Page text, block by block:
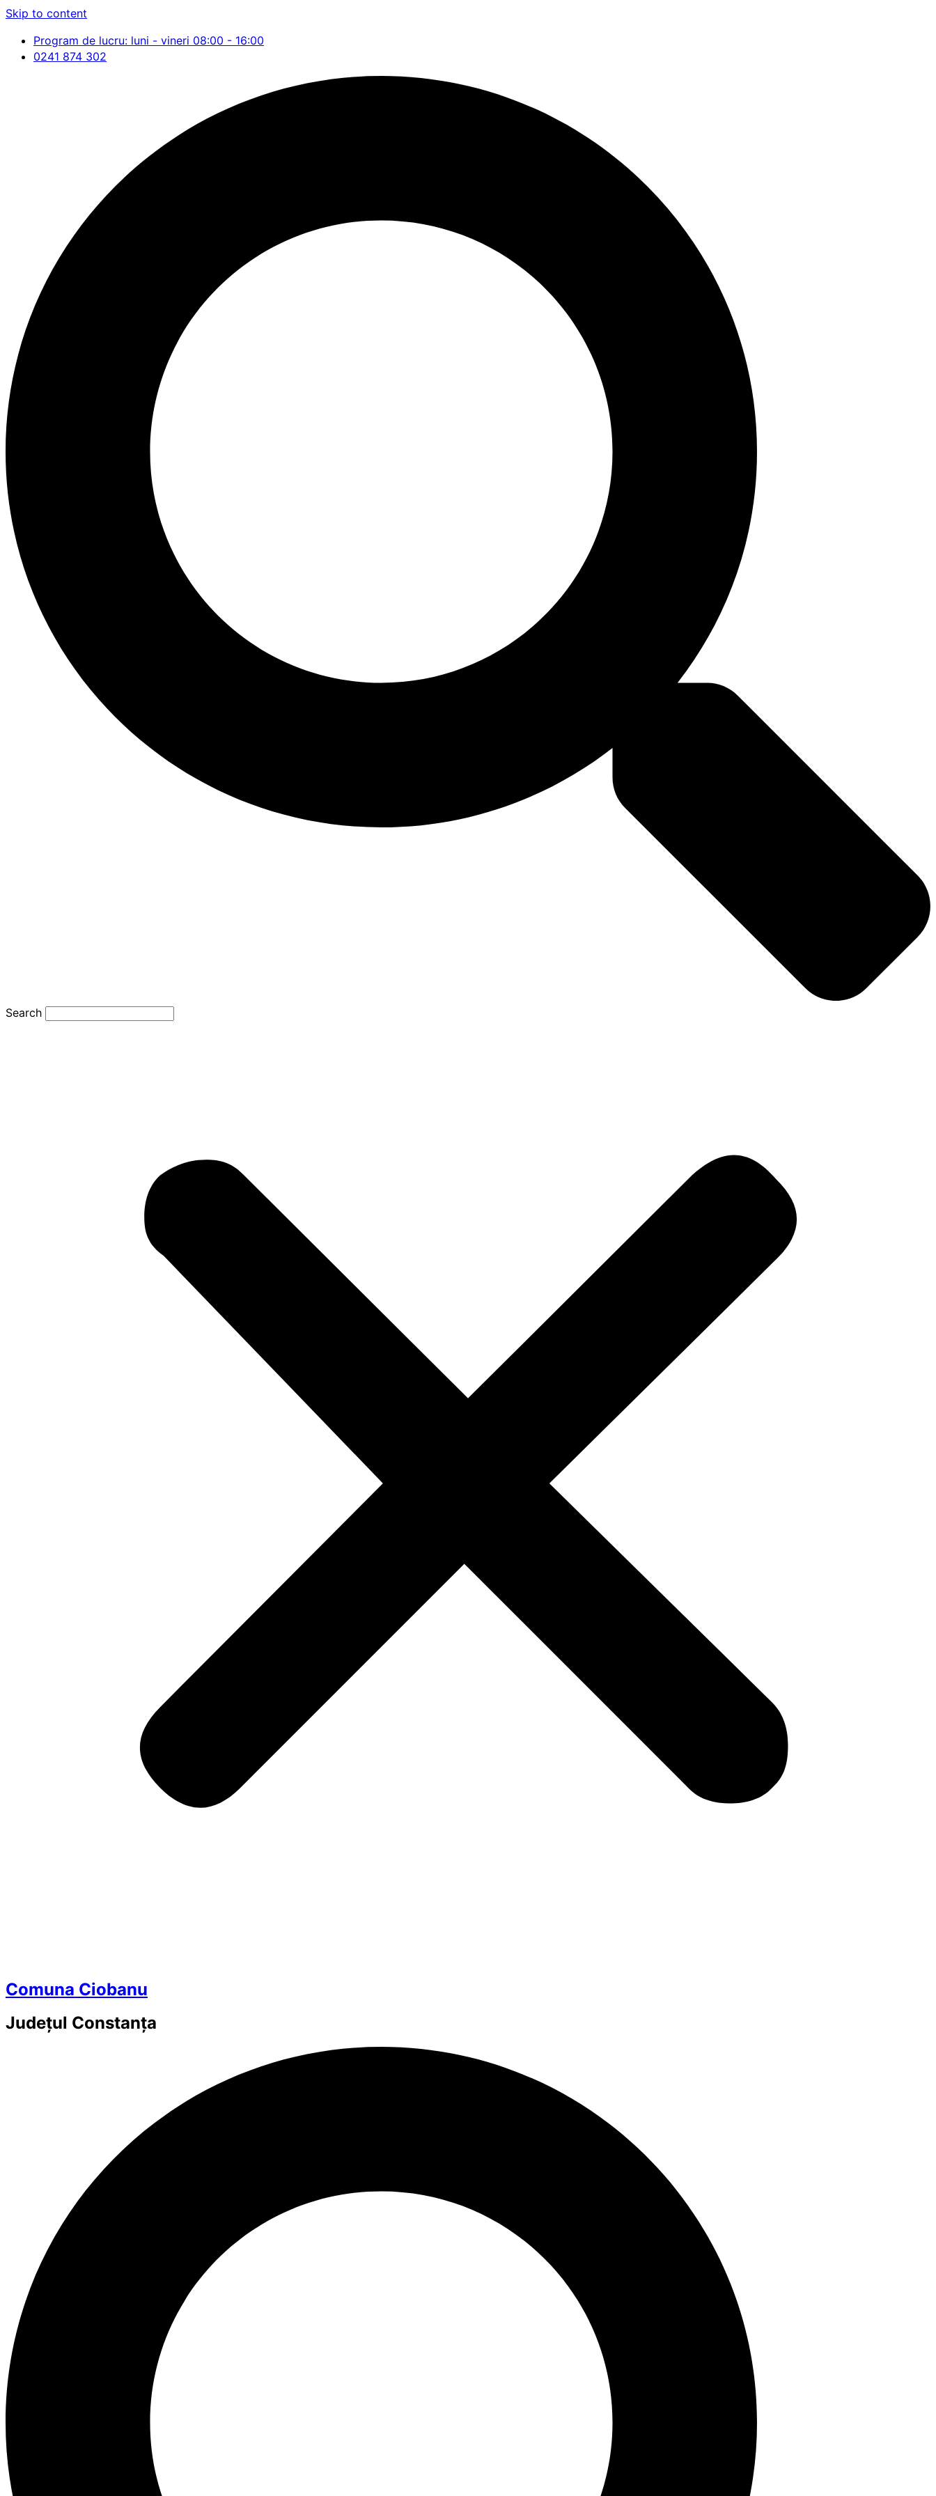
Skip to content
Program de lucru: luni - vineri 08:00 - 16:00
0241 874 302
Search
Comuna Ciobanu
Județul Constanța